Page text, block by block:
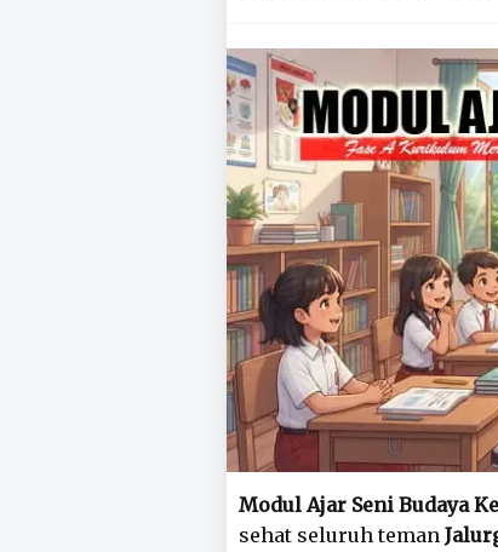
Modul Ajar Seni Budaya
sehat seluruh teman